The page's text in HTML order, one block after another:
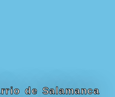
de Salamanca